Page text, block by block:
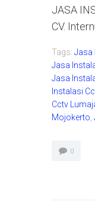
JASA
CV.
Tags: Jasa
Jasa
Jasa
Instalasi
Cctv
Mojokerto
0